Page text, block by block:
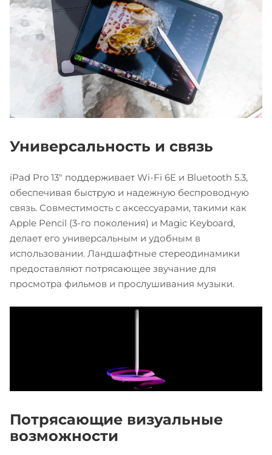
Универсальность и связь
iPad Pro 13" поддерживает Wi-Fi 6E и Bluetooth 5.3,
обеспечивая быструю и надежную беспроводную
связь. Совместимость с аксессуарами, такими как
Apple Pencil (3-го поколения) и Magic Keyboard,
делает его универсальным и удобным в
использовании. Ландшафтные стереодинамики
предоставляют потрясающее звучание для
просмотра фильмов и прослушивания музыки.
Потрясающие визуальные
возможности